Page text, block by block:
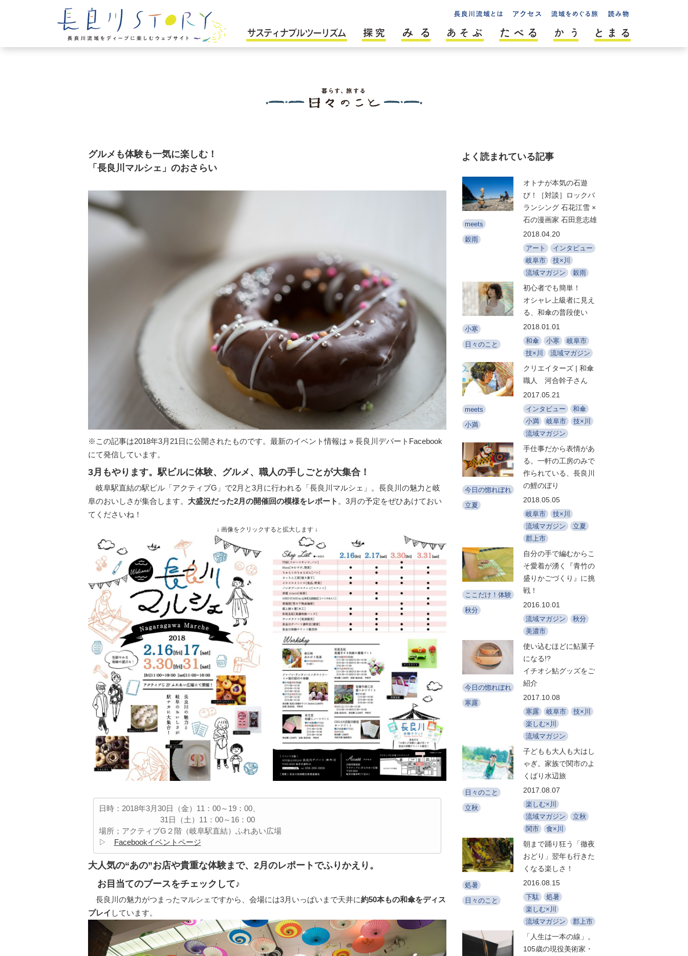
グルメも体験も一気に楽しむ！
「長良川マルシェ」のおさらい
※この記事は2018年3月21日に公開されたものです。最新のイベント情報は » 長良川デパートFacebook
にて発信しています。
3月もやります。駅ビルに体験、グルメ、職人の手しごとが大集合 ！
岐阜駅直結の駅ビル「アクティブG」で2月と3月に行われる「長良川マルシェ」。長良川の魅力と岐
阜のおいしさが集合します。 大盛況だった2月の開催回の模様をレポート 。3月の予定をぜひあけておい
てくださいね！
↓ 画像をクリックすると拡大します ↓
日時：2018年3月30日（金）11：00～19：00、
31日（土）11：00～16：00
場所；アクティブG２階（岐阜駅直結）ふれあい広場
▷ Facebookイベントページ
大人気の“あの”お店や貴重な体験まで、2月のレポートでふりかえり。
お目当てのブースをチェックして♪
長良川の魅力がつまったマルシェですから、会場には3月いっぱいまで天井に約50本もの和傘をディス
プレイ しています。
よく読まれている記事
meets
穀雨
オトナが本気の石遊
び！［対談］ロックバ
ランシング 石花江雪 ×
石の漫画家 石田意志雄
2018.04.20
アート
インタビュー
岐阜市
技×川
流域マガジン
穀雨
小寒
日々のこと
初心者でも簡単！
オシャレ上級者に見え
る、和傘の普段使い
2018.01.01
和傘 小寒
岐阜市
技×川
流域マガジン
meets
小満
クリエイターズ | 和傘
職人 河合幹子さん
2017.05.21
インタビュー
和傘
小満
岐阜市
技×川
流域マガジン
今日の惚れぼれ
立夏
手仕事だから表情があ
る。一軒の工房のみで
作られている、長良川
の鯉のぼり
2018.05.05
岐阜市
技×川
流域マガジン
立夏
郡上市
ここだけ！体験
秋分
自分の手で編むからこ
そ愛着が湧く『青竹の
盛りかごづくり』に挑
戦！
2016.10.01
流域マガジン
秋分
美濃市
今日の惚れぼれ
寒露
使い込むほどに鮎菓子
になる!?
イチオシ鮎グッズをご
紹介
2017.10.08
寒露 岐阜市
技×川
楽しむ×川
流域マガジン
日々のこと
立秋
子どもも大人も大はし
ゃぎ。家族で関市のよ
くばり水辺旅
2017.08.07
楽しむ×川
流域マガジン
立秋
関市
食×川
処暑
日々のこと
朝まで踊り狂う「徹夜
おどり」翌年も行きた
くなる楽しさ！
2016.08.15
下駄
処暑
楽しむ×川
流域マガジン
郡上市
「人生は一本の線」。
105歳の現役美術家・